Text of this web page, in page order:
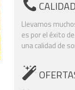
Llevamos
es por el éxito
una calidad de